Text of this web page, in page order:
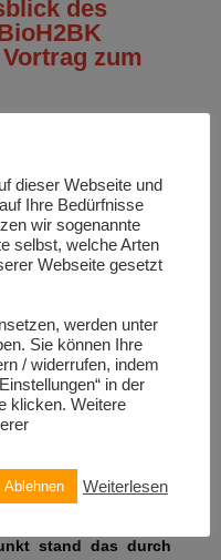
des
zum
Verbund e. V.
Mitteldeutsche
BioWasserstoff
(digital)
– zentraler
stand das durch
dieser Webseite und
Ihre Bedürfnisse
wir sogenannte
selbst, welche Arten
Webseite gesetzt
werden unter
Sie können Ihre
/ widerrufen, indem
in der
klicken. Weitere
Ablehnen Weiterlesen